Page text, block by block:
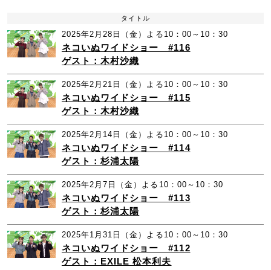
タイトル
2025年2月28日（金）よる10：00～10：30
ネコいぬワイドショー #116
ゲスト：木村沙織
2025年2月21日（金）よる10：00～10：30
ネコいぬワイドショー #115
ゲスト：木村沙織
2025年2月14日（金）よる10：00～10：30
ネコいぬワイドショー #114
ゲスト：杉浦太陽
2025年2月7日（金）よる10：00～10：30
ネコいぬワイドショー #113
ゲスト：杉浦太陽
2025年1月31日（金）よる10：00～10：30
ネコいぬワイドショー #112
ゲスト：EXILE 松本利夫